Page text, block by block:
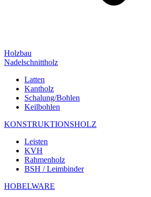
Holzbau
Nadelschnittholz
Latten
Kantholz
Schalung/Bohlen
Keilbohlen
KONSTRUKTIONSHOLZ
Leisten
KVH
Rahmenholz
BSH / Leimbinder
HOBELWARE